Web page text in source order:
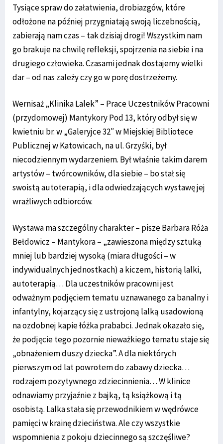
Tysiące spraw do załatwienia, drobiazgów, które
odłożone na później przygniatają swoją liczebnością,
zabierają nam czas – tak dzisiaj drogi! Wszystkim nam
go brakuje na chwilę refleksji, spojrzenia na siebie i na
drugiego człowieka. Czasami jednak dostajemy wielki
dar – od nas zależy czy go w porę dostrzeżemy.
Wernisaż „Klinika Lalek” – Prace Uczestników Pracowni
(przydomowej) Mantykory Pod 13, który odbył się w
kwietniu br. w „Galeryjce 32″ w Miejskiej Bibliotece
Publicznej w Katowicach, na ul. Grzyśki, był
niecodziennym wydarzeniem. Był właśnie takim darem
artystów – twórcowników, dla siebie – bo stał się
swoistą autoterapią, i dla odwiedzających wystawę jej
wrażliwych odbiorców.
Wystawa ma szczególny charakter – pisze Barbara Róża
Bełdowicz – Mantykora – „zawieszona między sztuką
mniej lub bardziej wysoką (miara długości – w
indywidualnych jednostkach) a kiczem, historią lalki,
autoterapią… Dla uczestników pracowni jest
odważnym podjęciem tematu uznawanego za banalny i
infantylny, kojarzący się z ustrojoną lalką usadowioną
na ozdobnej kapie łóżka prababci. Jednak okazało się,
że podjęcie tego pozornie nieważkiego tematu staje się
„obnażeniem duszy dziecka”. A dla niektórych
pierwszym od lat powrotem do zabawy dziecka…
rodzajem pozytywnego zdziecinnienia… W klinice
odnawiamy przyjaźnie z bajką, tą książkową i tą
osobistą. Lalka stała się przewodnikiem w wędrówce
pamięci w krainę dzieciństwa. Ale czy wszystkie
wspomnienia z pokoju dziecinnego są szczęśliwe?